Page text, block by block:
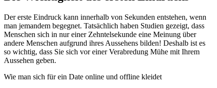
Der erste Eindruck kann innerhalb von Sekunden entstehen, wenn
man jemandem begegnet. Tatsächlich haben Studien gezeigt, dass
Menschen sich in nur einer Zehntelsekunde eine Meinung über
andere Menschen aufgrund ihres Aussehens bilden! Deshalb ist es
so wichtig, dass Sie sich vor einer Verabredung Mühe mit Ihrem
Aussehen geben.
Wie man sich für ein Date online und offline kleidet